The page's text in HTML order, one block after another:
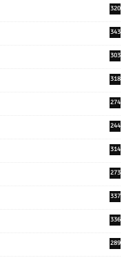
320
343
303
318
274
244
314
273
337
336
289